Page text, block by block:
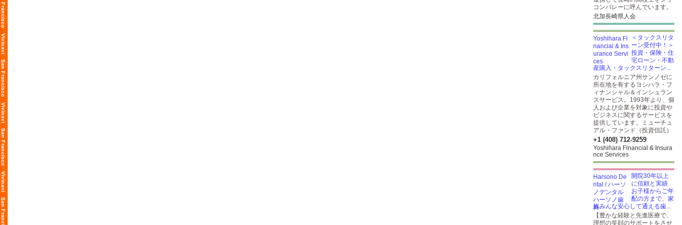
コンバレーに呼んでいます。
北加長崎県人会
＜タックスリタ
ーン受付中！＞
投資・保険・住
宅ローン・不動
産購入・タックスリターン...
カリフォルニア州サンノゼに
所在地を有するヨシハラ・フ
ィナンシャル＆インシュラン
スサービス。1993年より、個
人および企業を対象に投資や
ビジネスに関するサービスを
提供しています。ミューチュ
アル・ファンド（投資信託）
+1 (408) 712-9259
Yoshihara Financial & Insura
nce Services
開院30年以上
に信頼と実績
お子様からご年
配の方まで、家
族みんな安心して通える歯...
【豊かな経験と先進医療で、
理想の笑顔のサポートをさせ